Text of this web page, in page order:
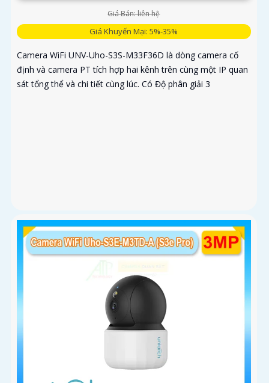
Giá Bán: liên hệ
Giá Khuyến Mại: 5%-35%
Camera WiFi UNV-Uho-S3S-M33F36D là dòng camera cố
định và camera PT tích hợp hai kênh trên cùng một IP quan
sát tổng thể và chi tiết cùng lúc. Có Độ phân giải 3